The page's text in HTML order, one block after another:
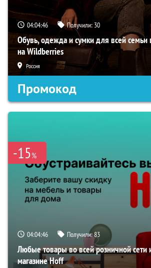
04:04:45 Получили: 30
Обувь, одежда и сумки для всей семьи
на Wildberries
Россия
Промокод
-15%
04:04:45 Получили:83
Любые товары во всей розничной сети
магазине Hoff